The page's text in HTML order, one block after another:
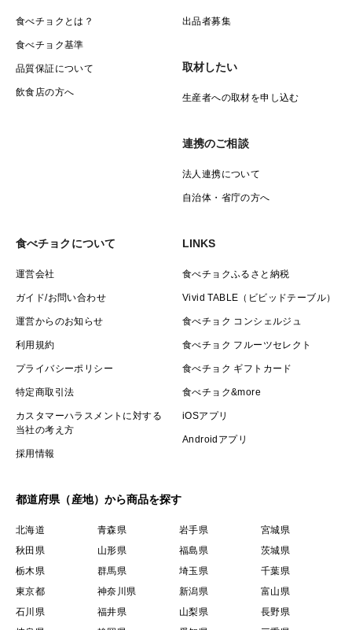
食べチョクとは？
食べチョク基準
品質保証について
飲食店の方へ
出品者募集
取材したい
生産者への取材を申し込む
連携のご相談
法人連携について
自治体・省庁の方へ
食べチョクについて
運営会社
ガイド/お問い合わせ
運営からのお知らせ
利用規約
プライバシーポリシー
特定商取引法
カスタマーハラスメントに対する
当社の考え方
採用情報
LINKS
食べチョクふるさと納税
Vivid TABLE（ビビッドテーブル）
食べチョク コンシェルジュ
食べチョク フルーツセレクト
食べチョク ギフトカード
食べチョク&more
iOSアプリ
Androidアプリ
都道府県（産地）から商品を探す
北海道 青森県 岩手県
宮城県
秋田県
山形県 福島県
茨城県
栃木県
群馬県 埼玉県
千葉県
東京都
神奈川県 新潟県
富山県
石川県
福井県 山梨県
長野県